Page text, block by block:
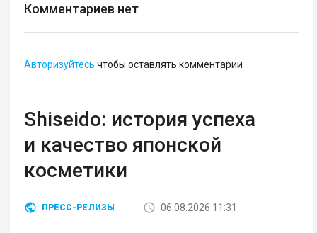
Комментариев нет
Авторизуйтесь чтобы оставлять комментарии
Shiseido: история успеха
и качество японской
косметики
ПРЕСС-РЕЛИЗЫ 06.08.2026 11:31